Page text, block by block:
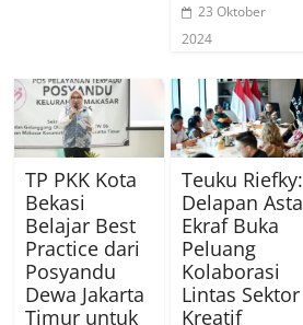
23 Oktober
2024
TP PKK Kota
Bekasi
Belajar Best
Practice dari
Posyandu
Dewa Jakarta
Timur untuk
Teuku Riefky:
Delapan Asta
Ekraf Buka
Peluang
Kolaborasi
Lintas Sektor
Kreatif